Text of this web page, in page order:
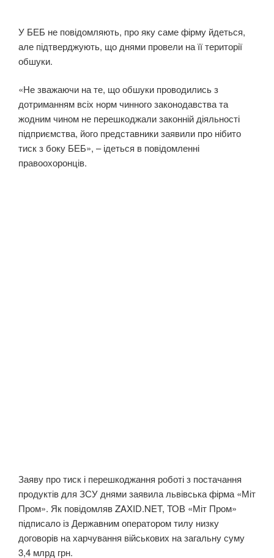
У БЕБ не повідомляють, про яку саме фірму йдеться,
але підтверджують, що днями провели на її території
обшуки.
«Не зважаючи на те, що обшуки проводились з
дотриманням всіх норм чинного законодавства та
жодним чином не перешкоджали законній діяльності
підприємства, його представники заявили про нібито
тиск з боку БЕБ», – ідеться в повідомленні
правоохоронців.
Заяву про тиск і перешкоджання роботі з постачання
продуктів для ЗСУ днями заявила львівська фірма «Міт
Пром». Як повідомляв ZAXID.NET, ТОВ «Міт Пром»
підписало із Державним оператором тилу низку
договорів на харчування військових на загальну суму
3,4 млрд грн.